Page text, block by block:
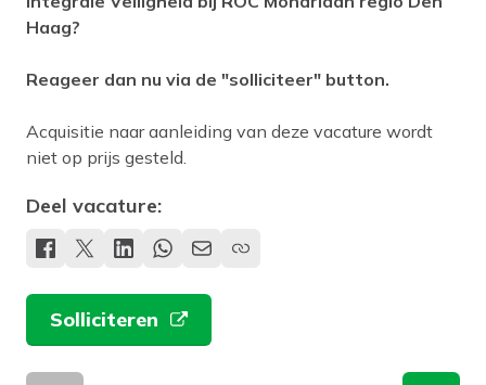
Haag?
Reageer dan nu via de "solliciteer" button.
Acquisitie naar aanleiding van deze vacature wordt
niet op prijs gesteld.
Deel vacature:
Solliciteren